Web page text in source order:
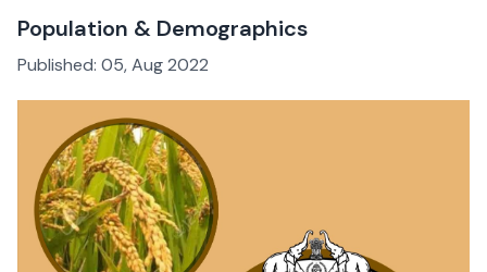
Population & Demographics
Published: 05, Aug 2022